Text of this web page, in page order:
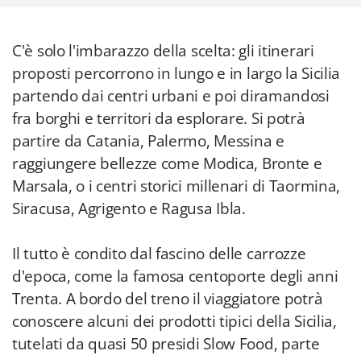
C'è solo l'imbarazzo della scelta: gli itinerari
proposti percorrono in lungo e in largo la Sicilia
partendo dai centri urbani e poi diramandosi
fra borghi e territori da esplorare. Si potrà
partire da Catania, Palermo, Messina e
raggiungere bellezze come Modica, Bronte e
Marsala, o i centri storici millenari di Taormina,
Siracusa, Agrigento e Ragusa Ibla.
Il tutto è condito dal fascino delle carrozze
d'epoca, come la famosa centoporte degli anni
Trenta. A bordo del treno il viaggiatore potrà
conoscere alcuni dei prodotti tipici della Sicilia,
tutelati da quasi 50 presidi Slow Food, parte